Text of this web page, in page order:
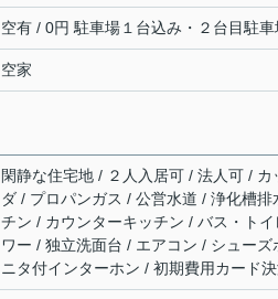
空有 / 0円 駐車場１台込み・２台目駐
空家
閑静な住宅地 / ２人入居可 / 法人可 /
ダ / プロパンガス / 公営水道 / 浄化槽
チン / カウンターキッチン / バス・ト
ワー / 独立洗面台 / エアコン / シュー
ニタ付インターホン / 初期費用カード